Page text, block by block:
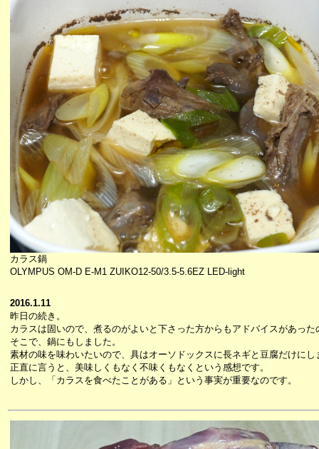
カラス鍋
OLYMPUS OM-D E-M1 ZUIKO12-50/3.5-5.6EZ LED-light
2016.1.11
昨日の続き。
カラスは固いので、煮るのがよいと下さった方からもアドバイスがあった
そこで、鍋にもしました。
素材の味を味わいたいので、具はオーソドックスに長ネギと豆腐だけにし
正直に言うと、美味しくもなく不味くもなくという感想です。
しかし、「カラスを食べたことがある」という事実が重要なのです。